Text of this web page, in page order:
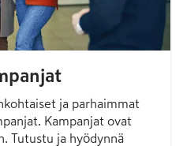
ja parhaimmat
Kampanjat ovat
Tutustu ja hyödynnä